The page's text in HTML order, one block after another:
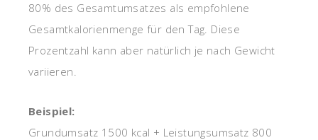
80% des Gesamtumsatzes als empfohlene
Gesamtkalorienmenge für den Tag. Diese
Prozentzahl kann aber natürlich je nach Gewicht
variieren.
Beispiel:
Grundumsatz 1500 kcal + Leistungsumsatz 800